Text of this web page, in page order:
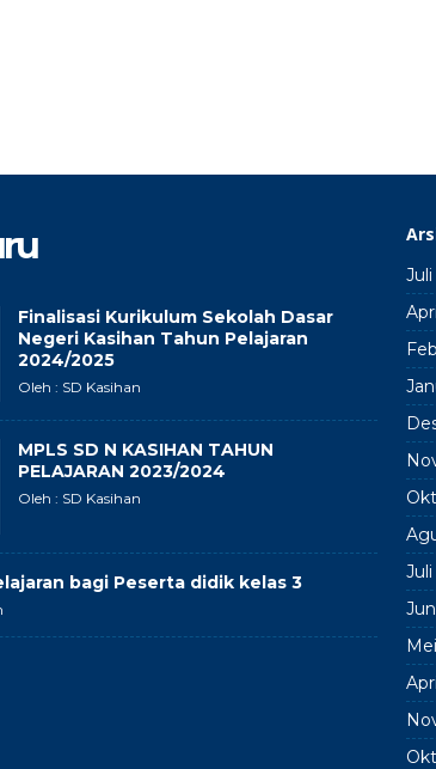
Finalisasi Kurikulum Sekolah Dasar
Negeri Kasihan Tahun Pelajaran
2024/2025
Oleh : SD Kasihan
MPLS SD N KASIHAN TAHUN
PELAJARAN 2023/2024
Oleh : SD Kasihan
bagi Peserta didik kelas 3